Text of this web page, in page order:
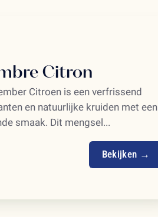
Citron
Citroen is een verfrissend
en natuurlijke kruiden met een
smaak. Dit mengsel...
Bekijken →